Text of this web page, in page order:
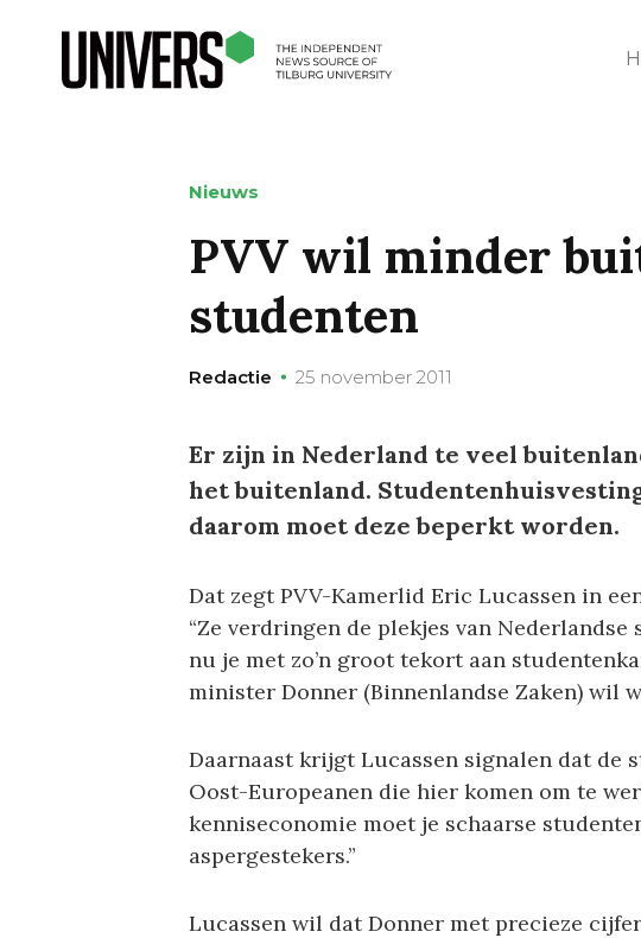
Nieuws
PVV wil minder
studenten
Redactie 25 november 2011
Er zijn in Nederland te veel
het buitenland.
daarom moet deze beperkt worden.
Dat zegt PVV-Kamerlid Eric Lucassen in
“Ze verdringen de plekjes van
nu je met zo’n groot tekort aan
minister Donner (Binnenlandse Zaken) wil
Daarnaast krijgt Lucassen signalen dat de
Oost-Europeanen die hier komen om te
kenniseconomie moet je schaarse
aspergestekers.”
Lucassen wil dat Donner met precieze